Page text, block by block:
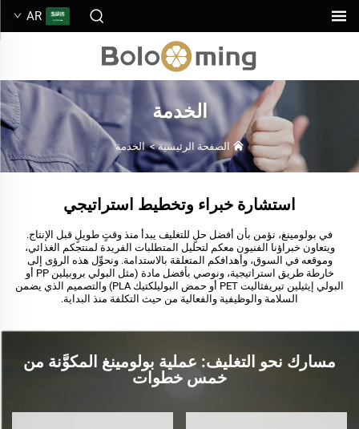
AR
الخدمة
الصفحة الرئيسية>الخدمة
استشارة خبراء وتخطيط استراتيجي
في بولومينغ، نؤمن بأن أفضل حلٍ للتغليف يبدأ منذ وقتٍ طويلٍ قبل الإنتاج.
ويتعاون خبراؤنا الفنيون معكم لتحليل المتطلبات الفريدة لمنتجكم الغذائي،
وموقعه في السوق، وأهدافكم المتعلقة بالاستدامة. ونحوِّل هذه الرؤى إلى
خارطة طريق استراتيجية، ونوصي بأفضل مادة (مثل البولي بروبيلين PP أو
البولي إيثيلين تيريفثاليت PET أو حمض البوليلكتيك PLA) والتصميم الذي يضمن
السلامة والوظيفية والفعالية من حيث التكلفة منذ البداية.
مسارك نحو التغليف: عملية بولومينغ المكوَّنة من
خمس خطوات